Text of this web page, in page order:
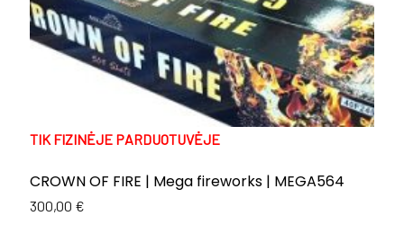
TIK FIZINĖJE PARDUOTUVĖJE
CROWN OF FIRE | Mega fireworks | MEGA564
300,00 €